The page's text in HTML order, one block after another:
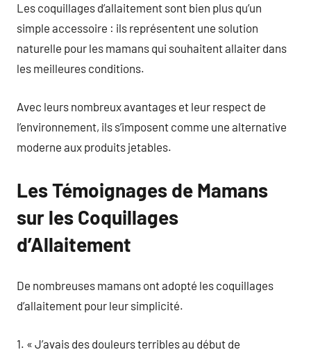
Les coquillages d’allaitement sont bien plus qu’un
simple accessoire : ils représentent une solution
naturelle pour les mamans qui souhaitent allaiter dans
les meilleures conditions.
Avec leurs nombreux avantages et leur respect de
l’environnement, ils s’imposent comme une alternative
moderne aux produits jetables.
Les Témoignages de Mamans
sur les Coquillages
d’Allaitement
De nombreuses mamans ont adopté les coquillages
d’allaitement pour leur simplicité.
1. « J’avais des douleurs terribles au début de